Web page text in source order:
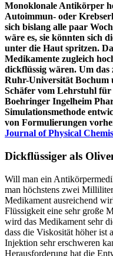
Monoklonale Antikörper
Autoimmun- oder
sich bislang alle paar
wäre es, sie könnten sich
unter die Haut spritzen.
Medikamente zugleich
dickflüssig wären. Um das
Ruhr-Universität
Schäfer vom Lehrstuhl
Boehringer Ingelheim
Simulationsmethode
von Formulierungen
Journal of Physical
Dickflüssiger als
Will man ein
man höchstens zwei
Medikament ausreichend
Flüssigkeit eine sehr große
wird das Medikament sehr
dass die Viskosität höher ist
Injektion sehr erschweren
Herausforderung hat die